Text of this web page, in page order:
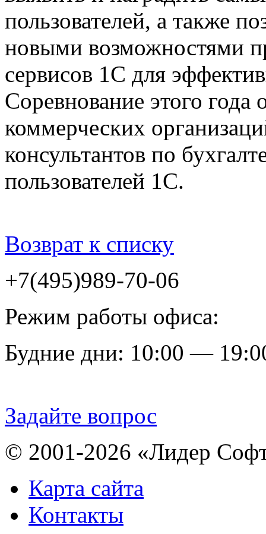
пользователей, а также
новыми возможностями
сервисов 1С для
Соревнование этого года
коммерческих
консультантов по
пользователей 1С.
Возврат к списку
+7(495)989-70-06
Режим работы офиса:
Будние дни: 10:00 —
Задайте вопрос
© 2001-2026 «Лидер
Карта сайта
Контакты